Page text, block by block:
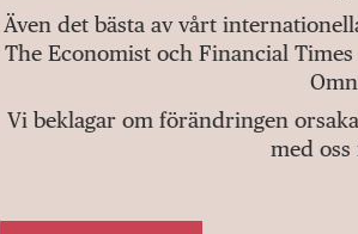
Även det bästa av vårt
The Economist och Financial
Vi beklagar om förändringen
med